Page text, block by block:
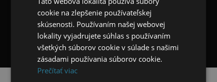
Vozidlá skladom
Požičovňa
Eurorepar
E-shop
Kontakt
Neváhajte nás kontaktovať
Bratislava
Nitra
Košice
+421 2 212 907 77
+421 37 693 36 11
+421 55 783 66 66
© 2022 FRANCE-TECH Košice s.r.o. All rights reserved.
cookie na zlepšenie používateľskej
skúsenosti. Používaním našej webovej
lokality vyjadrujete súhlas s používaním
všetkých súborov cookie v súlade s našimi
zásadami používania súborov cookie.
Prečítať viac